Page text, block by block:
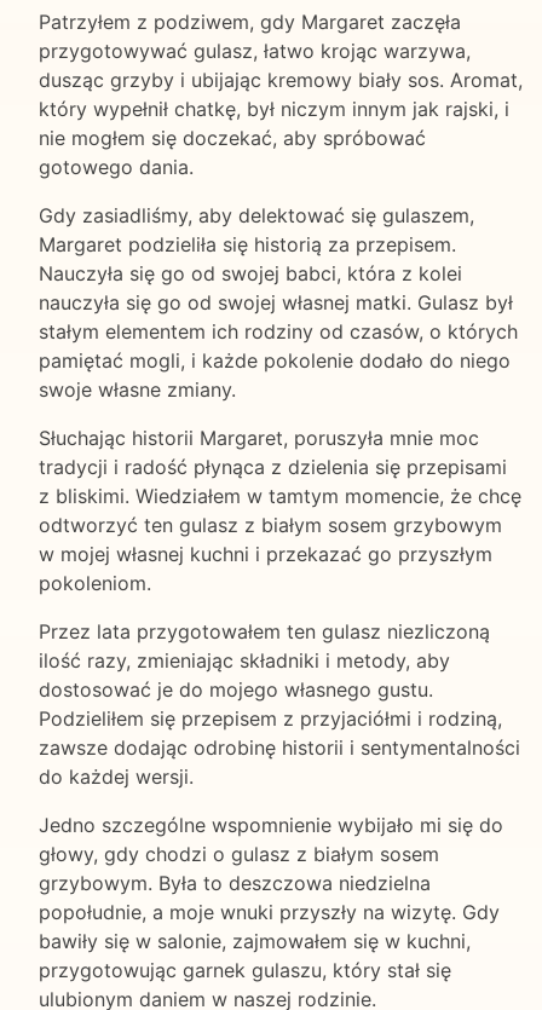
Patrzyłem z podziwem, gdy Margaret zaczęła
przygotowywać gulasz, łatwo krojąc warzywa,
dusząc grzyby i ubijając kremowy biały sos. Aromat,
który wypełnił chatkę, był niczym innym jak rajski, i
nie mogłem się doczekać, aby spróbować
gotowego dania.
Gdy zasiadliśmy, aby delektować się gulaszem,
Margaret podzieliła się historią za przepisem.
Nauczyła się go od swojej babci, która z kolei
nauczyła się go od swojej własnej matki. Gulasz był
stałym elementem ich rodziny od czasów, o których
pamiętać mogli, i każde pokolenie dodało do niego
swoje własne zmiany.
Słuchając historii Margaret, poruszyła mnie moc
tradycji i radość płynąca z dzielenia się przepisami
z bliskimi. Wiedziałem w tamtym momencie, że chcę
odtworzyć ten gulasz z białym sosem grzybowym
w mojej własnej kuchni i przekazać go przyszłym
pokoleniom.
Przez lata przygotowałem ten gulasz niezliczoną
ilość razy, zmieniając składniki i metody, aby
dostosować je do mojego własnego gustu.
Podzieliłem się przepisem z przyjaciółmi i rodziną,
zawsze dodając odrobinę historii i sentymentalności
do każdej wersji.
Jedno szczególne wspomnienie wybijało mi się do
głowy, gdy chodzi o gulasz z białym sosem
grzybowym. Była to deszczowa niedzielna
popołudnie, a moje wnuki przyszły na wizytę. Gdy
bawiły się w salonie, zajmowałem się w kuchni,
przygotowując garnek gulaszu, który stał się
ulubionym daniem w naszej rodzinie.